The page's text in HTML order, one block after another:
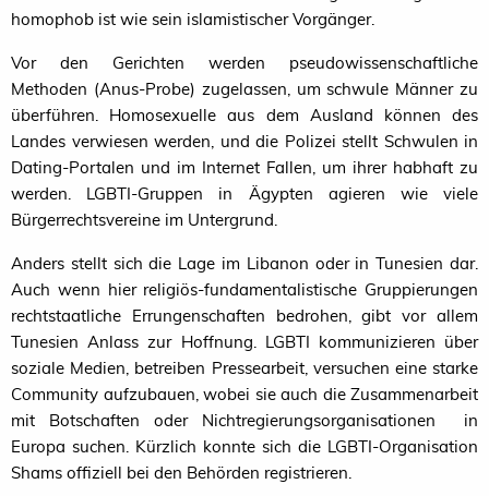
homophob ist wie sein islamistischer Vorgänger.
Vor den Gerichten werden pseudowissenschaftliche
Methoden (Anus-Probe) zugelassen, um schwule Männer zu
überführen. Homosexuelle aus dem Ausland können des
Landes verwiesen werden, und die Polizei stellt Schwulen in
Dating-Portalen und im Internet Fallen, um ihrer habhaft zu
werden. LGBTI-Gruppen in Ägypten agieren wie viele
Bürgerrechtsvereine im Untergrund.
Anders stellt sich die Lage im Libanon oder in Tunesien dar.
Auch wenn hier religiös-fundamentalistische Gruppierungen
rechtstaatliche Errungenschaften bedrohen, gibt vor allem
Tunesien Anlass zur Hoffnung. LGBTI kommunizieren über
soziale Medien, betreiben Pressearbeit, versuchen eine starke
Community aufzubauen, wobei sie auch die Zusammenarbeit
mit Botschaften oder Nichtregierungsorganisationen in
Europa suchen. Kürzlich konnte sich die LGBTI-Organisation
Shams offiziell bei den Behörden registrieren.